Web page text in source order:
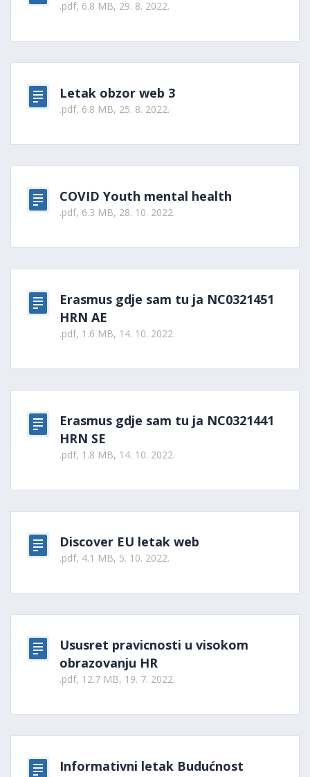
.pdf, 6.8 MB, 29. 8. 2022.
Letak obzor web 3
.pdf, 6.8 MB, 25. 8. 2022.
COVID Youth mental health
.pdf, 6.3 MB, 28. 10. 2022.
Erasmus gdje sam tu ja NC0321451
HRN AE
.pdf, 1.6 MB, 14. 10. 2022.
Erasmus gdje sam tu ja NC0321441
HRN SE
.pdf, 1.8 MB, 14. 10. 2022.
Discover EU letak web
.pdf, 4.1 MB, 5. 10. 2022.
Ususret pravicnosti u visokom
obrazovanju HR
.pdf, 12.7 MB, 19. 7. 2022.
Informativni letak Budućnost